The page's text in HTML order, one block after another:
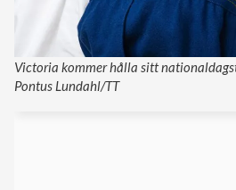
Victoria kommer hålla sitt
Pontus Lundahl/TT